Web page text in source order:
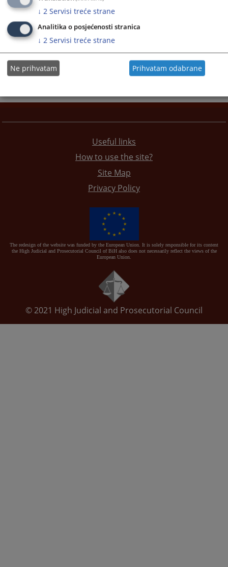
Judicial Institutions Directory
Useful links
How to use the site?
Site Map
Privacy Policy
The redesign of the website was funded by the European Union. It is solely responsible for its content
the High Judicial and Prosecutorial Council of BiH also does not necessarily reflect the views of the
European Union.
© 2021 High Judicial and Prosecutorial Council
↓ 2 Servisi treće strane
Analitika o posjećenosti stranica
↓ 2 Servisi treće strane
Ne prihvatam Prihvatam odabrane